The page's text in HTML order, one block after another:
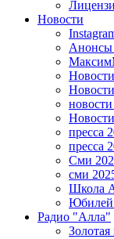
Новости
Анонсы
пресса
пресса
Сми
сми
Школа
Юбилей
Радио "Алла"